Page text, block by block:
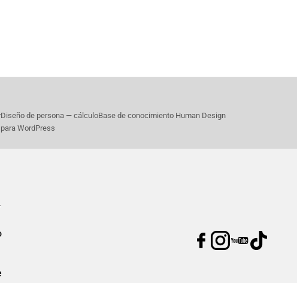
Diseño de persona — cálculoBase de conocimiento Human Design
WordPress